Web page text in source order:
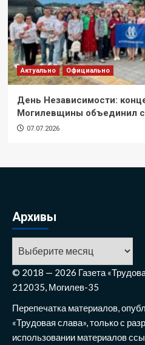
Актуально Официально
День Независимости:
Могилевщины объединил
07.07.2026
Архивы
© 2018 — 2026 Газета
212035, Могилев-35
Перепечатка материалов,
«Трудовая слава», только с
использовании материалов